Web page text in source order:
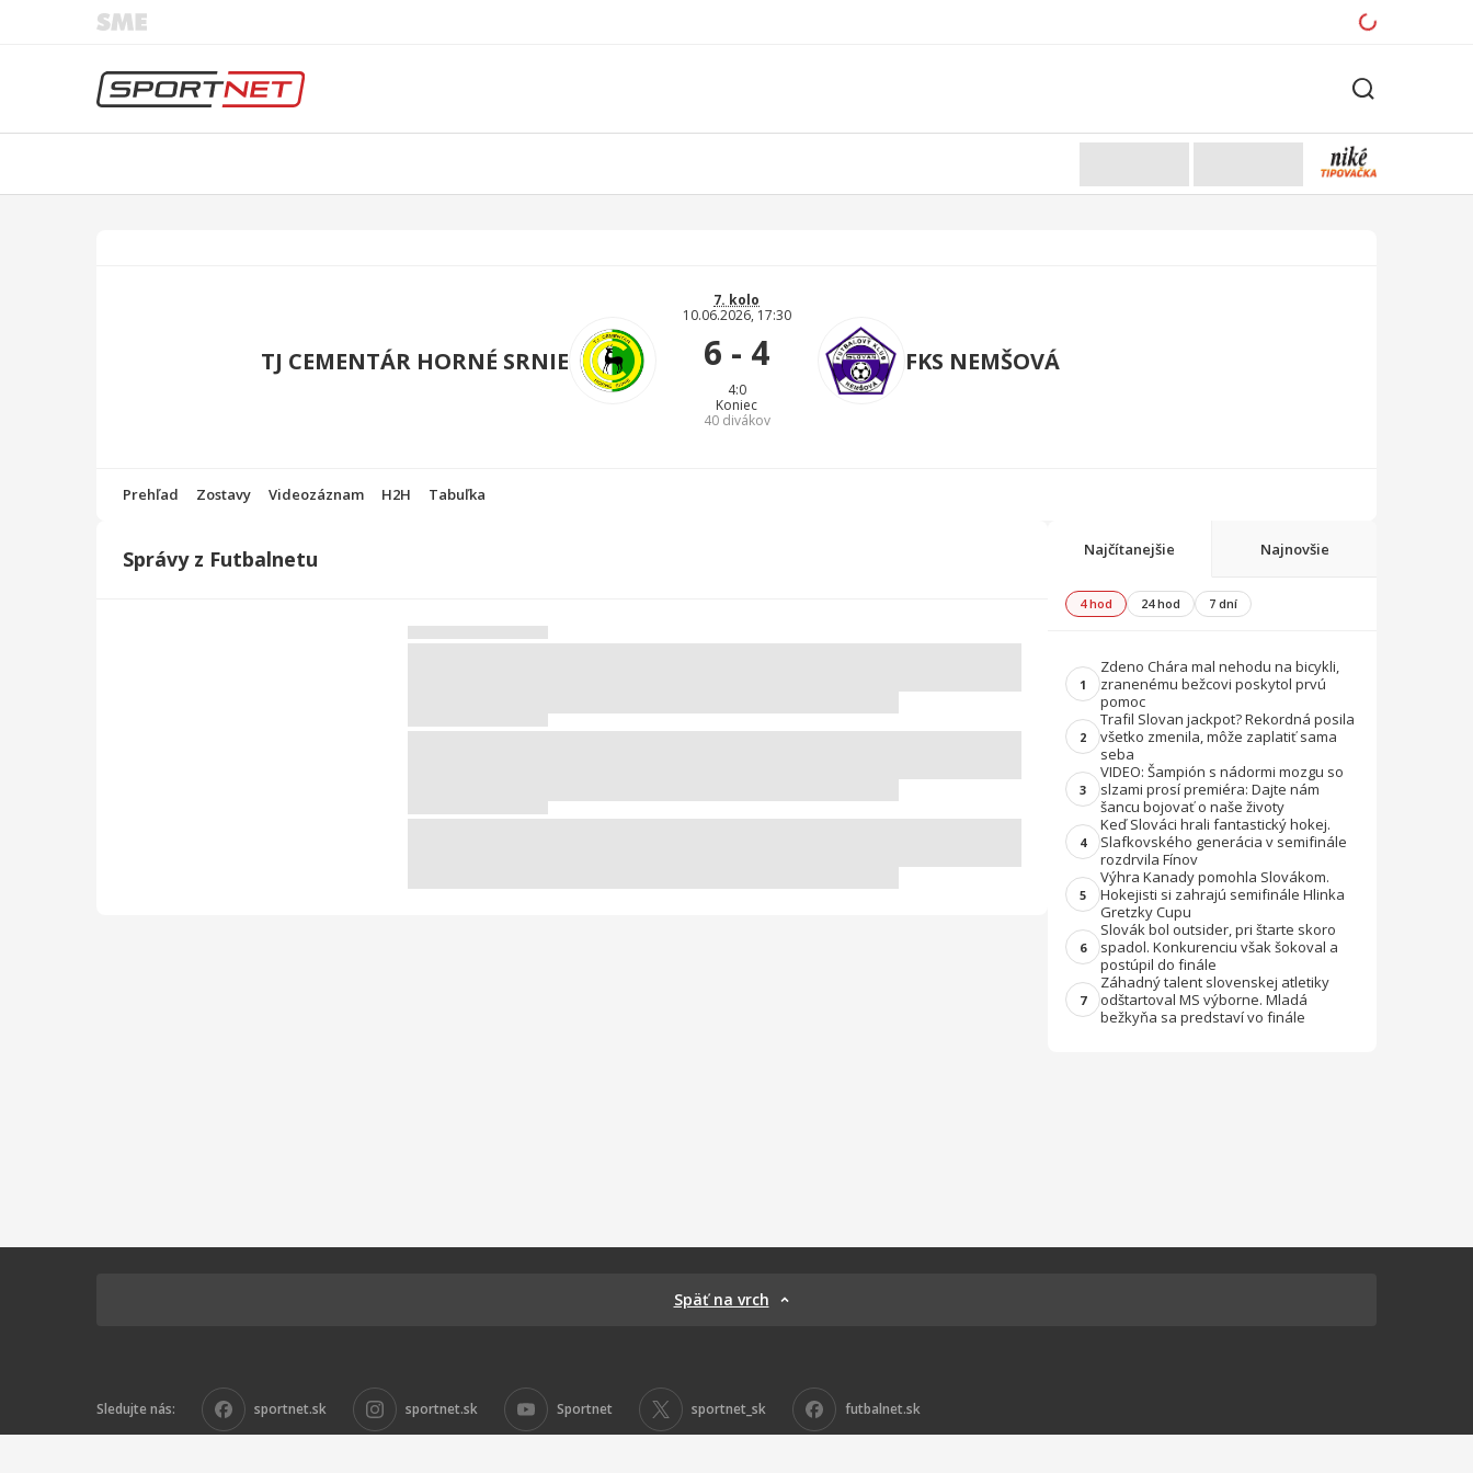
TJ CEMENTÁR HORNÉ SRNIE
7. kolo
10.06.2026, 17:30
6 - 4
4:0
Koniec
40divákov
FKS NEMŠOVÁ
Prehľad Zostavy Videozáznam H2H Tabuľka
Správy z Futbalnetu Najčítanejšie Najnovšie
4 hod 24 hod 7 dní
1
Zdeno Chára mal nehodu na bicykli,
zranenému bežcovi poskytol prvú
pomoc
2
Trafil Slovan jackpot? Rekordná posila
všetko zmenila, môže zaplatiť sama
seba
3
VIDEO: Šampión s nádormi mozgu so
slzami prosí premiéra: Dajte nám
šancu bojovať o naše životy
4
Keď Slováci hrali fantastický hokej.
Slafkovského generácia v semifinále
rozdrvila Fínov
5
Výhra Kanady pomohla Slovákom.
Hokejisti si zahrajú semifinále Hlinka
Gretzky Cupu
6
Slovák bol outsider, pri štarte skoro
spadol. Konkurenciu však šokoval a
postúpil do finále
7
Záhadný talent slovenskej atletiky
odštartoval MS výborne. Mladá
bežkyňa sa predstaví vo finále
Späť na vrch
Sledujte nás: sportnet.sk sportnet.sk Sportnet sportnet_sk futbalnet.sk